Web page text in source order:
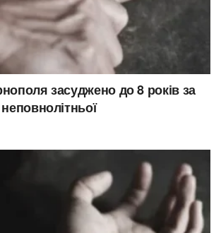
засуджено до 8 років за